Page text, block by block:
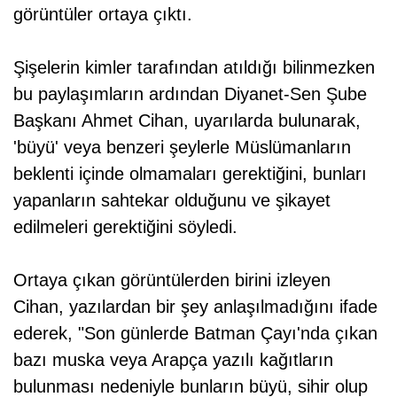
görüntüler ortaya çıktı.
Şişelerin kimler tarafından atıldığı bilinmezken
bu paylaşımların ardından Diyanet-Sen Şube
Başkanı Ahmet Cihan, uyarılarda bulunarak,
'büyü' veya benzeri şeylerle Müslümanların
beklenti içinde olmamaları gerektiğini, bunları
yapanların sahtekar olduğunu ve şikayet
edilmeleri gerektiğini söyledi.
Ortaya çıkan görüntülerden birini izleyen
Cihan, yazılardan bir şey anlaşılmadığını ifade
ederek, "Son günlerde Batman Çayı'nda çıkan
bazı muska veya Arapça yazılı kağıtların
bulunması nedeniyle bunların büyü, sihir olup